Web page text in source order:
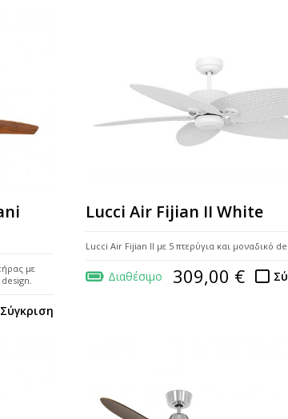
με
Σύγκριση
Lucci Air Fijian II White
Lucci Air Fijian II με 5 πτερύγια και μοναδικό
Διαθέσιμο 309,00 €